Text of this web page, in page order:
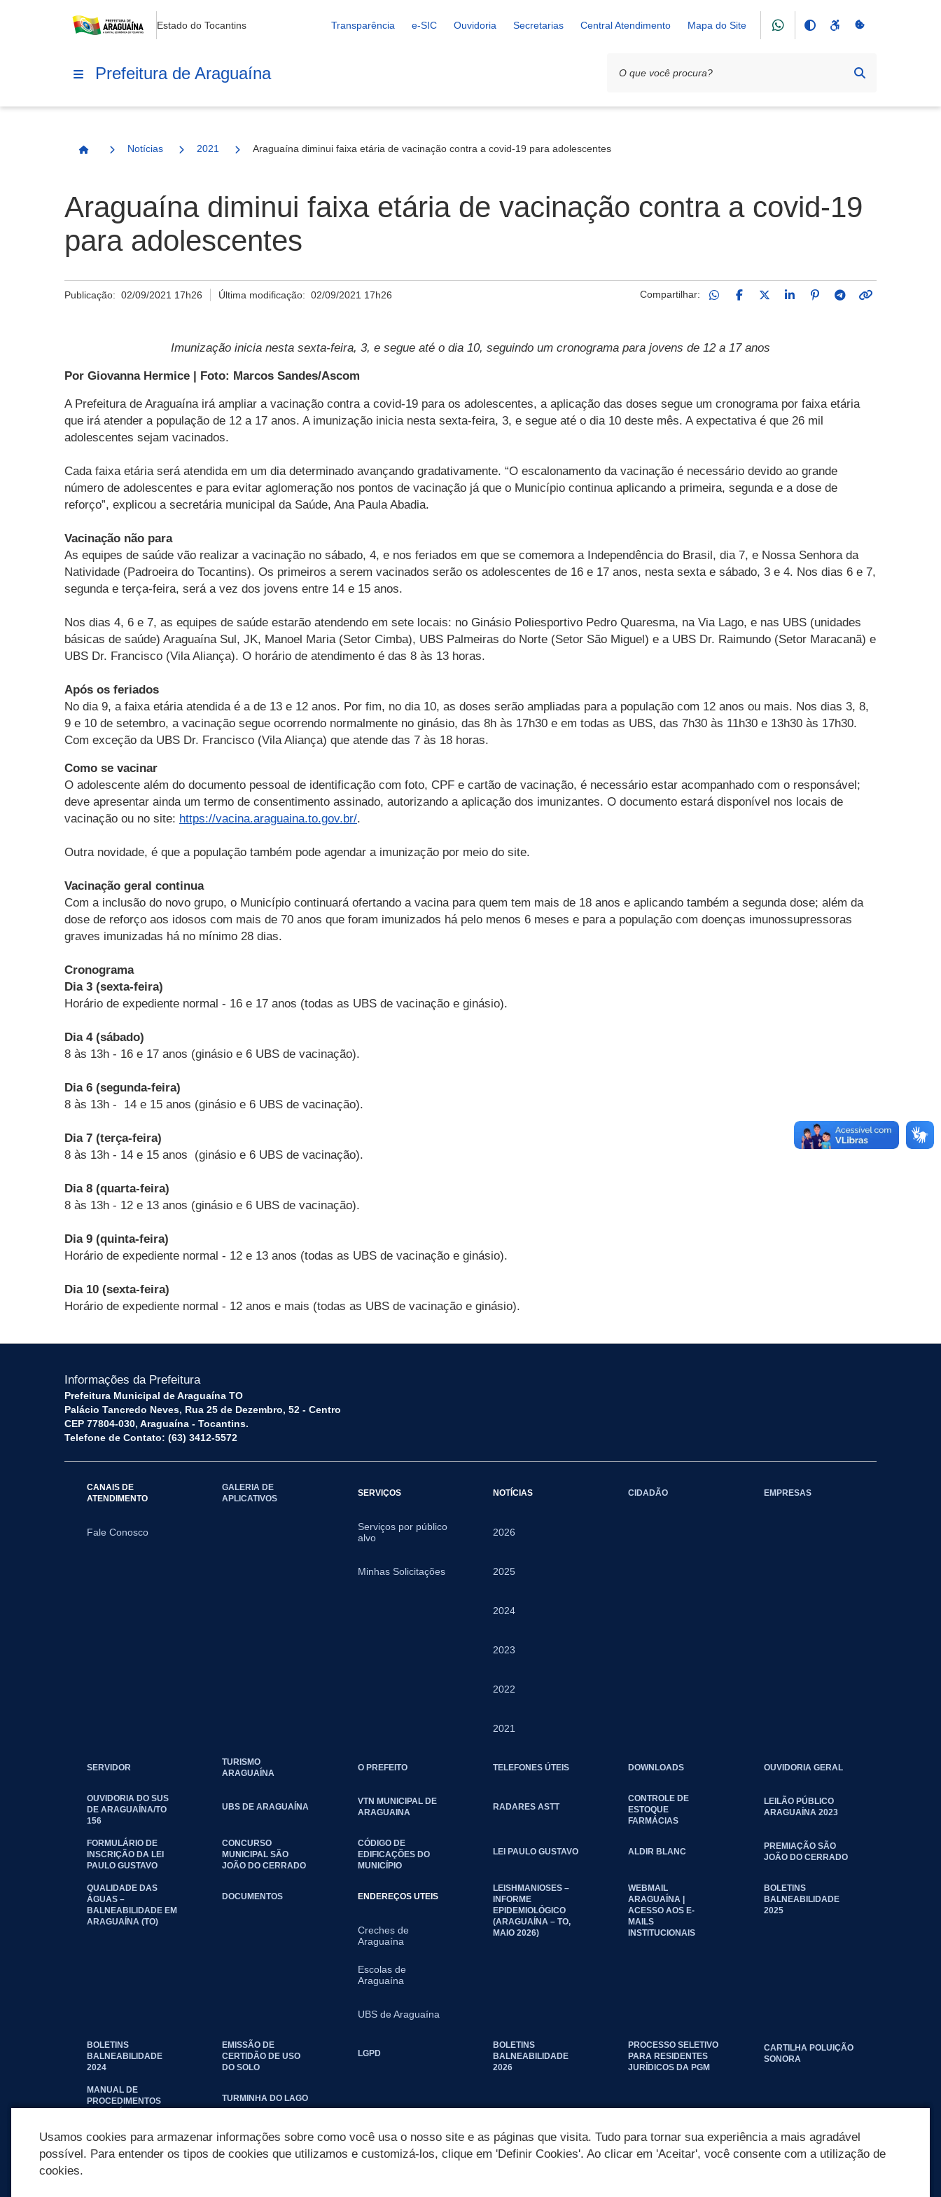
Estado do Tocantins Transparência e-SIC Ouvidoria Secretarias Central Atendimento Mapa do Site
Prefeitura de Araguaína
Página Inicial
Notícias 2021 Araguaína diminui faixa etária de vacinação contra a covid-19 para adolescentes
Araguaína diminui faixa etária de vacinação contra a covid-19
para adolescentes
Publicação: 02/09/2021 17h26 Última modificação:02/09/2021 17h26 Compartilhar:
Imunização inicia nesta sexta-feira, 3, e segue até o dia 10, seguindo um cronograma para jovens de 12 a 17 anos
Por Giovanna Hermice | Foto: Marcos Sandes/Ascom
A Prefeitura de Araguaína irá ampliar a vacinação contra a covid-19 para os adolescentes, a aplicação das doses segue um cronograma por faixa etária
que irá atender a população de 12 a 17 anos. A imunização inicia nesta sexta-feira, 3, e segue até o dia 10 deste mês. A expectativa é que 26 mil
adolescentes sejam vacinados.
Cada faixa etária será atendida em um dia determinado avançando gradativamente. “O escalonamento da vacinação é necessário devido ao grande
número de adolescentes e para evitar aglomeração nos pontos de vacinação já que o Município continua aplicando a primeira, segunda e a dose de
reforço”, explicou a secretária municipal da Saúde, Ana Paula Abadia.
Vacinação não para
As equipes de saúde vão realizar a vacinação no sábado, 4, e nos feriados em que se comemora a Independência do Brasil, dia 7, e Nossa Senhora da
Natividade (Padroeira do Tocantins). Os primeiros a serem vacinados serão os adolescentes de 16 e 17 anos, nesta sexta e sábado, 3 e 4. Nos dias 6 e 7,
segunda e terça-feira, será a vez dos jovens entre 14 e 15 anos.
Nos dias 4, 6 e 7, as equipes de saúde estarão atendendo em sete locais: no Ginásio Poliesportivo Pedro Quaresma, na Via Lago, e nas UBS (unidades
básicas de saúde) Araguaína Sul, JK, Manoel Maria (Setor Cimba), UBS Palmeiras do Norte (Setor São Miguel) e a UBS Dr. Raimundo (Setor Maracanã) e
UBS Dr. Francisco (Vila Aliança). O horário de atendimento é das 8 às 13 horas.
Após os feriados
No dia 9, a faixa etária atendida é a de 13 e 12 anos. Por fim, no dia 10, as doses serão ampliadas para a população com 12 anos ou mais. Nos dias 3, 8,
9 e 10 de setembro, a vacinação segue ocorrendo normalmente no ginásio, das 8h às 17h30 e em todas as UBS, das 7h30 às 11h30 e 13h30 às 17h30.
Com exceção da UBS Dr. Francisco (Vila Aliança) que atende das 7 às 18 horas.
Como se vacinar
O adolescente além do documento pessoal de identificação com foto, CPF e cartão de vacinação, é necessário estar acompanhado com o responsável;
deve apresentar ainda um termo de consentimento assinado, autorizando a aplicação dos imunizantes. O documento estará disponível nos locais de
vacinação ou no site: https://vacina.araguaina.to.gov.br/.
Outra novidade, é que a população também pode agendar a imunização por meio do site.
Vacinação geral continua
Com a inclusão do novo grupo, o Município continuará ofertando a vacina para quem tem mais de 18 anos e aplicando também a segunda dose; além da
dose de reforço aos idosos com mais de 70 anos que foram imunizados há pelo menos 6 meses e para a população com doenças imunossupressoras
graves imunizadas há no mínimo 28 dias.
Cronograma
Dia 3 (sexta-feira)
Horário de expediente normal - 16 e 17 anos (todas as UBS de vacinação e ginásio).
Dia 4 (sábado)
8 às 13h - 16 e 17 anos (ginásio e 6 UBS de vacinação).
Dia 6 (segunda-feira)
8 às 13h - 14 e 15 anos (ginásio e 6 UBS de vacinação).
Dia 7 (terça-feira)
8 às 13h - 14 e 15 anos (ginásio e 6 UBS de vacinação).
Dia 8 (quarta-feira)
8 às 13h - 12 e 13 anos (ginásio e 6 UBS de vacinação).
Dia 9 (quinta-feira)
Horário de expediente normal - 12 e 13 anos (todas as UBS de vacinação e ginásio).
Dia 10 (sexta-feira)
Horário de expediente normal - 12 anos e mais (todas as UBS de vacinação e ginásio).
Informações da Prefeitura
Prefeitura Municipal de Araguaína TO
Palácio Tancredo Neves, Rua 25 de Dezembro, 52 - Centro
CEP 77804-030, Araguaína - Tocantins.
Telefone de Contato: (63) 3412-5572
CANAIS DE
ATENDIMENTO
Fale Conosco
GALERIA DE
APLICATIVOS
SERVIÇOS
Serviços por público
alvo
Minhas Solicitações
NOTÍCIAS
2026
2025
2024
2023
2022
2021
CIDADÃO EMPRESAS
SERVIDOR
TURISMO
ARAGUAÍNA
O PREFEITO TELEFONES ÚTEIS DOWNLOADS OUVIDORIA GERAL
OUVIDORIA DO SUS
DE ARAGUAÍNA/TO
156
UBS DE ARAGUAÍNA
VTN MUNICIPAL DE
ARAGUAINA
RADARES ASTT
CONTROLE DE
ESTOQUE
FARMÁCIAS
LEILÃO PÚBLICO
ARAGUAÍNA 2023
FORMULÁRIO DE
INSCRIÇÃO DA LEI
PAULO GUSTAVO
CONCURSO
MUNICIPAL SÃO
JOÃO DO CERRADO
CÓDIGO DE
EDIFICAÇÕES DO
MUNICÍPIO
LEI PAULO GUSTAVO ALDIR BLANC
PREMIAÇÃO SÃO
JOÃO DO CERRADO
QUALIDADE DAS
ÁGUAS –
BALNEABILIDADE EM
ARAGUAÍNA (TO)
DOCUMENTOS ENDEREÇOS UTEIS
Creches de
Araguaína
Escolas de
Araguaína
UBS de Araguaína
LEISHMANIOSES –
INFORME
EPIDEMIOLÓGICO
(ARAGUAÍNA – TO,
MAIO 2026)
WEBMAIL
ARAGUAÍNA |
ACESSO AOS E-
MAILS
INSTITUCIONAIS
BOLETINS
BALNEABILIDADE
2025
BOLETINS
BALNEABILIDADE
2024
EMISSÃO DE
CERTIDÃO DE USO
DO SOLO
LGPD
BOLETINS
BALNEABILIDADE
2026
PROCESSO SELETIVO
PARA RESIDENTES
JURÍDICOS DA PGM
CARTILHA POLUIÇÃO
SONORA
MANUAL DE
PROCEDIMENTOS
TURMINHA DO LAGO
Usamos cookies para armazenar informações sobre como você usa o nosso site e as páginas que visita. Tudo para tornar sua experiência a mais agradável
possível. Para entender os tipos de cookies que utilizamos e customizá-los, clique em 'Definir Cookies'. Ao clicar em 'Aceitar', você consente com a utilização de
cookies.